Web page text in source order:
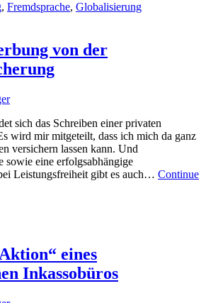
, Fremdsprache, Globalisierung
von der
sich das Schreiben einer privaten
wird mir mitgeteilt, dass ich mich da ganz
versichern lassen kann. Und
sowie eine erfolgsabhängige
Leistungsfreiheit gibt es auch… Continue
eines
Inkassobüros